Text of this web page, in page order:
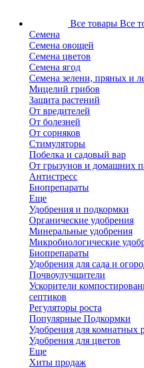
Все товары Все
Семена
Семена овощей
Семена цветов
Семена ягод
Семена зелени, пряных и
Мицелий грибов
Защита растений
От вредителей
От болезней
От сорняков
Стимуляторы
Побелка и садовый вар
От грызунов и домашних
Антистресс
Биопрепараты
Еще
Удобрения и подкормки
Органические удобрения
Минеральные удобрения
Микробиологические
Биопрепараты
Удобрения для сада и
Почвоулучшители
Ускорители
септиков
Регуляторы роста
Популярные Подкормки
Удобрения для комнатных
Удобрения для цветов
Еще
Хиты продаж